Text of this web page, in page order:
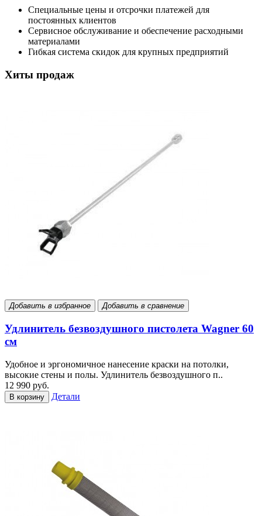
Специальные цены и отсрочки платежей для
постоянных клиентов
Сервисное обслуживание и обеспечение расходными
материалами
Гибкая система скидок для крупных предприятий
Хиты продаж
Добавить в избранное Добавить в сравнение
Удлинитель безвоздушного пистолета Wagner 60
см
Удобное и эргономичное нанесение краски на потолки,
высокие стены и полы. Удлинитель безвоздушного п..
12 990 руб.
В корзину Детали